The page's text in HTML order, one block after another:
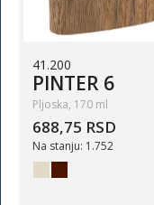
41.200
PINTER 6
Pljoska, 170 ml
688,75 RSD
Na stanju: 1.752